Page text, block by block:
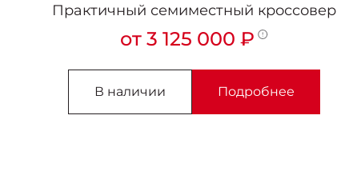
Практичный семиместный кроссовер
от 3 125 000 ₽
В наличии Подробнее